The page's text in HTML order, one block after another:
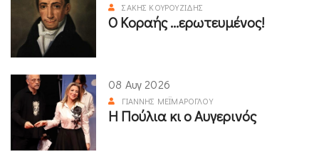
ΣΆΚΗΣ ΚΟΥΡΟΥΖΊΔΗΣ
Ο Κοραής ...ερωτευμένος!
08 Αυγ 2026
ΓΙΆΝΝΗΣ ΜΕΪΜΆΡΟΓΛΟΥ
Η Πούλια κι ο Αυγερινός